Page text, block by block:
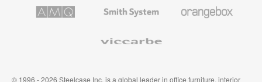
家
ー
Solutions
System
© 1996 - 2026 Steelcase Inc. is a global leader in office furniture, interior